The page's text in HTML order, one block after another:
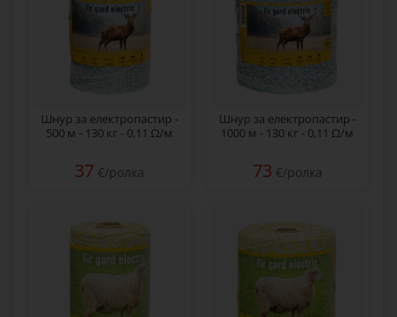
Шнур за електропастир -
500 м - 130 кг - 0,11 Ω/м
37 €/ролка
Шнур за електропастир -
1000 м - 130 кг - 0,11 Ω/м
73 €/ролка